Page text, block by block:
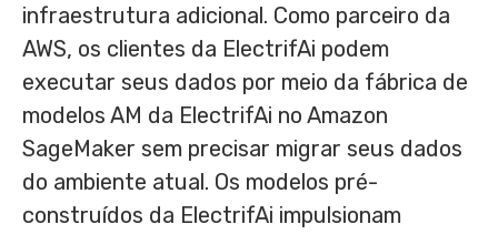
infraestrutura adicional. Como parceiro da
AWS, os clientes da ElectrifAi podem
executar seus dados por meio da fábrica de
modelos AM da ElectrifAi no Amazon
SageMaker sem precisar migrar seus dados
do ambiente atual. Os modelos pré-
construídos da ElectrifAi impulsionam